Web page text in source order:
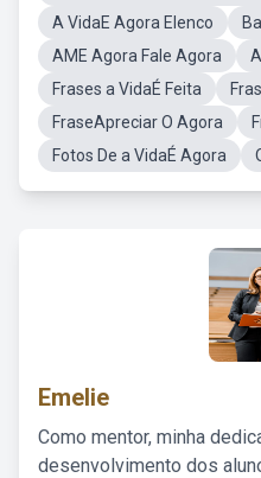
A VidaE Agora Elenco
AME Agora Fale Agora
Frases a VidaÉ Feita
FraseApreciar O Agora
Fotos De a VidaÉ Agora
Emelie
Como mentor, minha
desenvolvimento dos